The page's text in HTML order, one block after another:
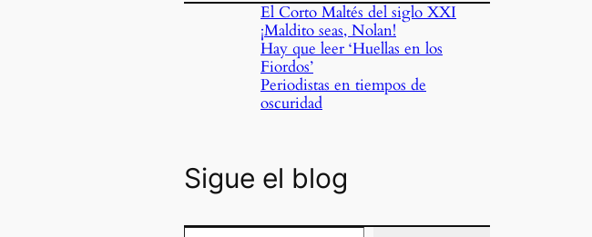
El Corto Maltés del siglo XXI
¡Maldito seas, Nolan!
Hay que leer ‘Huellas en los
Fiordos’
Periodistas en tiempos de
oscuridad
Sigue el blog
Escribe tu correo electrónico…